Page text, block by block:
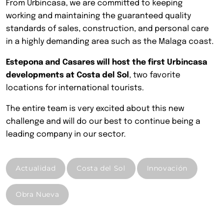
From Urbincasa, we are committed to keeping
working and maintaining the guaranteed quality
standards of sales, construction, and personal care
in a highly demanding area such as the Malaga coast.
Estepona and Casares will host the first Urbincasa
developments at Costa del Sol , two favorite
locations for international tourists.
The entire team is very excited about this new
challenge and will do our best to continue being a
leading company in our sector.
Actualidad Costa del Sol Innovación
Obra Nueva